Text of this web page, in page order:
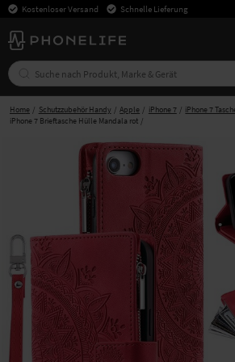
Kostenloser Versand Schnelle Lieferung
Home Schutzzubehör Handy Apple iPhone 7
iPhone 7
iPhone 7 Brieftasche Hülle Mandala rot